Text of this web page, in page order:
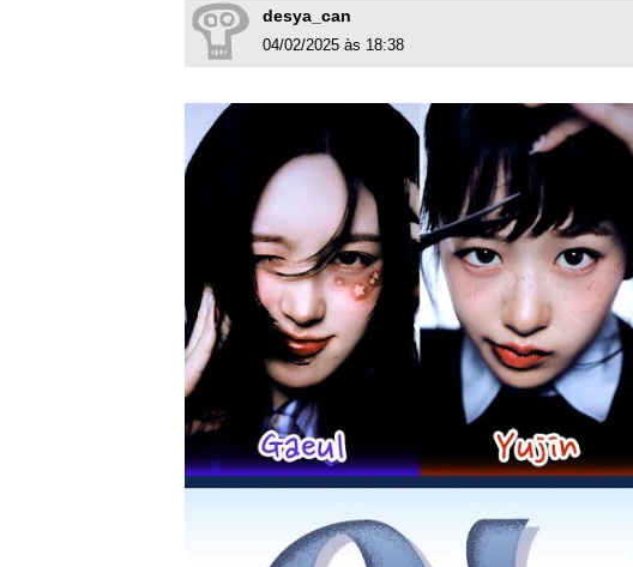
desya_can
04/02/2025 às 18:38